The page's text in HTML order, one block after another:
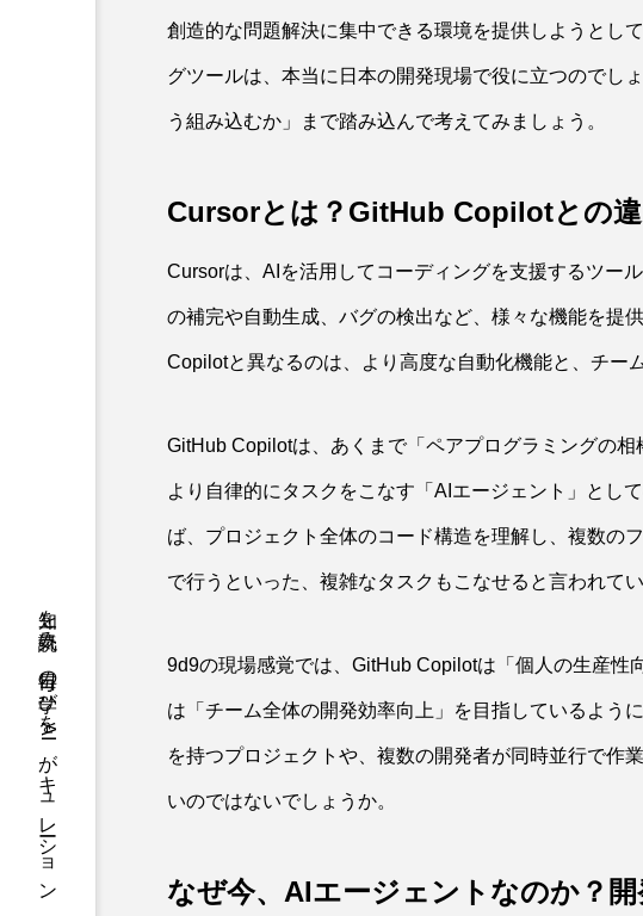
知を一気読み。毎日の学びをAIがキュレーション
創造的な問題解決に集中できる環境を提供しようとし
グツールは、本当に日本の開発現場で役に立つので
う組み込むか」まで踏み込んで考えてみましょう。
Cursorとは？GitHub Copilotとの
Cursorは、AIを活用してコーディングを支援するツー
の補完や自動生成、バグの検出など、様々な機能を提
Copilotと異なるのは、より高度な自動化機能と、チー
GitHub Copilotは、あくまで「ペアプログラミングの相
より自律的にタスクをこなす「AIエージェント」とし
ば、プロジェクト全体のコード構造を理解し、複数の
で行うといった、複雑なタスクもこなせると言われてい
9d9の現場感覚では、GitHub Copilotは「個人の生産性
は「チーム全体の開発効率向上」を目指しているよう
を持つプロジェクトや、複数の開発者が同時並行で作
いのではないでしょうか。
なぜ今、AIエージェントなのか？